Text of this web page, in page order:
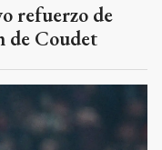
refuerzo de
de Coudet